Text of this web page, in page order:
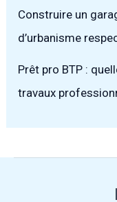
Construire un
d’urbanisme
Prêt pro BTP :
travaux